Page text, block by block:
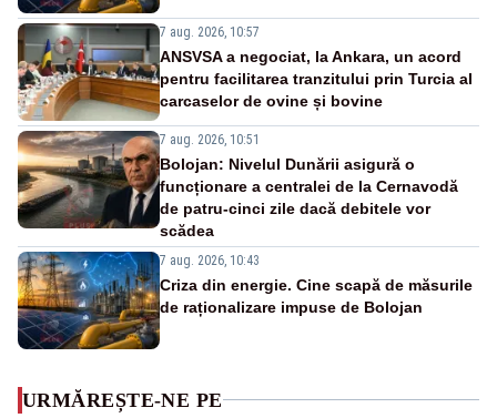
7 aug. 2026, 10:57
ANSVSA a negociat, la Ankara, un acord
pentru facilitarea tranzitului prin Turcia al
carcaselor de ovine și bovine
7 aug. 2026, 10:51
Bolojan: Nivelul Dunării asigură o
funcționare a centralei de la Cernavodă
de patru-cinci zile dacă debitele vor
scădea
7 aug. 2026, 10:43
Criza din energie. Cine scapă de măsurile
de raționalizare impuse de Bolojan
URMĂREȘTE-NE PE